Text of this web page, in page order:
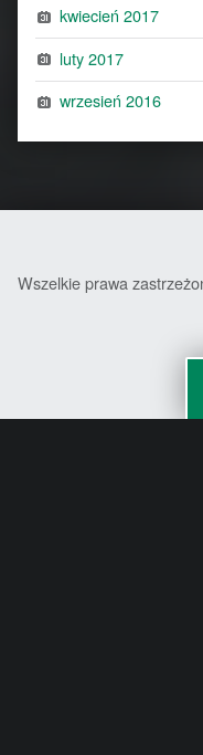
kwiecień 2017
luty 2017
wrzesień 2016
Wszelkie prawa